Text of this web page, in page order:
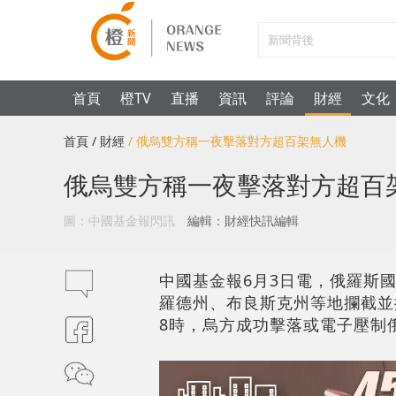
首頁 橙TV 直播 資訊 評論 財經 文化
首頁 / 財經 / 俄烏雙方稱一夜擊落對方超百架無人機
俄烏雙方稱一夜擊落對方超百
圖：中國基金報閃訊 編輯：財經快訊編輯
中國基金報6月3日電，俄羅斯
羅德州、布良斯克州等地攔截
8時，烏方成功擊落或電子壓